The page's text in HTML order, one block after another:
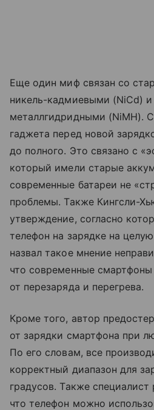
Еще один миф связан со
никель-кадмиевыми (NiCd) и
металлгидридными (NiMH).
гаджета перед новой
до полного. Это связано с
который имели старые
современные батареи не
проблемы. Также Кингсли-
утверждение, согласно
телефон на зарядке на
назвал такое мнение
что современные
от перезаряда и перегрева.
Кроме того, автор
от зарядки смартфона при
По его словам, все
корректный диапазон для
градусов. Также специалист
что телефон можно